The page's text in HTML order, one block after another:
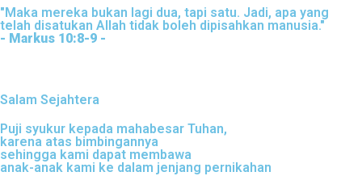
"Maka mereka bukan lagi dua, tapi satu. Jadi, apa yang
telah disatukan Allah tidak boleh dipisahkan manusia."
- Markus 10:8-9 -
Salam Sejahtera
Puji syukur kepada mahabesar Tuhan,
karena atas bimbingannya
sehingga kami dapat membawa
anak-anak kami ke dalam jenjang pernikahan